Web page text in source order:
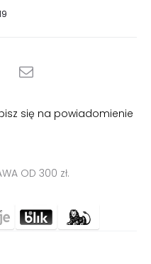
się na powiadomienie
OD 300 zł.